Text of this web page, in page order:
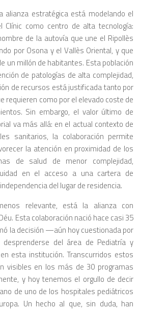
alianza estratégica está modelando el
como centro de alta tecnología:
de la autovía que une el Ripollès
por Osona y el Vallès Oriental, y que
un millón de habitantes. Esta población
de patologías de alta complejidad,
de recursos está justificada tanto por
requieren como por el elevado coste de
Sin embargo, el valor último de
va más allá: en el actual contexto de
sanitarios, la colaboración permite
la atención en proximidad de los
de salud de menor complejidad,
en el acceso a una cartera de
del lugar de residencia.
relevante, está la alianza con
Esta colaboración nació hace casi 35
la decisión —aún hoy cuestionada por
del área de Pediatría y
esta institución. Transcurridos estos
visibles en los más de 30 programas
y hoy tenemos el orgullo de decir
de uno de los hospitales pediátricos
Un hecho al que, sin duda, han